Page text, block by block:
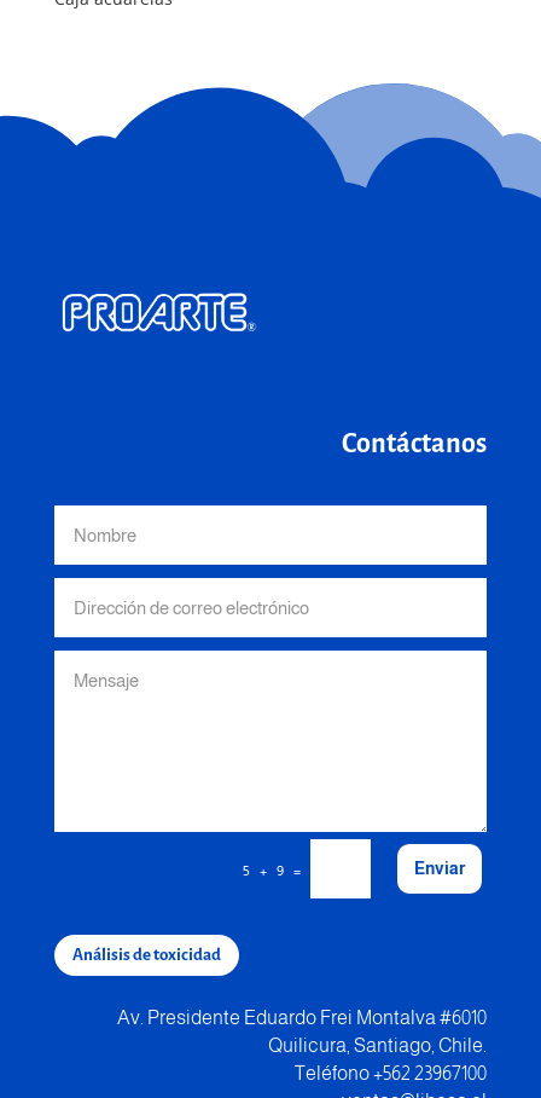
Contáctanos
5 + 9 = Enviar
Análisis de toxicidad
Av. Presidente Eduardo Frei Montalva #6010
Quilicura, Santiago, Chile.
Teléfono +562 23967100